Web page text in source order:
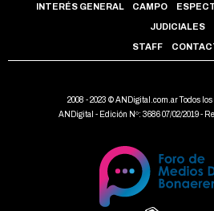
INTERÉS GENERAL CAMPO
JUDICIALES
STAFF
2008 - 2023 © ANDigital.com.ar Todos los
ANDigital - Edición Nº: 3686 07/02/2019 -